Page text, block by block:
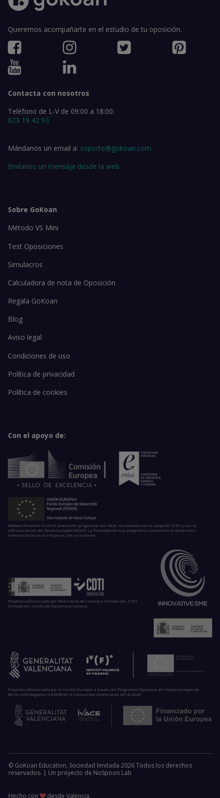
Queremos acompañarte en el estudio de tu oposición.
Contacta con nosotros
Teléfono de L-V de 09:00 a 18:00:
623 19 42 93
Mándanos un email a: soporte@gokoan.com
Envíanos un mensaje desde la web
Sobre GoKoan
Método VS Mini
Test Oposiciones
Simulacros
Calculadora de nota de Oposición
Regala GoKoan
Blog
Aviso legal
Condiciones de uso
Política de privacidad
Política de cookies
Con el apoyo de:
GoKoan Educatio SL en el marco del programa Icex Next, ha contado con el apoyo del ICEX y con la
cofinanciación del fondo europeo FEDER. La finalidad de este proyecto es contribuir al desarrollo
internacional de la empresa y de su entorno.
Proyecto cofinanciado por Ministerio de Ciencia e Innovación, CDTI
Innovación, Centro de Excelencia Cervera.
Proyecto cofinanciado por la Unión Europea a través del Programa Operativo del Fondo Europeo de
Desarrollo Regional (FEDER) de la Comunitat Valenciana 2014-2020
© GoKoan Education, Sociedad limitada 2026 Todos los derechos
reservados. | Un proyecto de NoSpoon Lab
Hecho con desde Valencia.